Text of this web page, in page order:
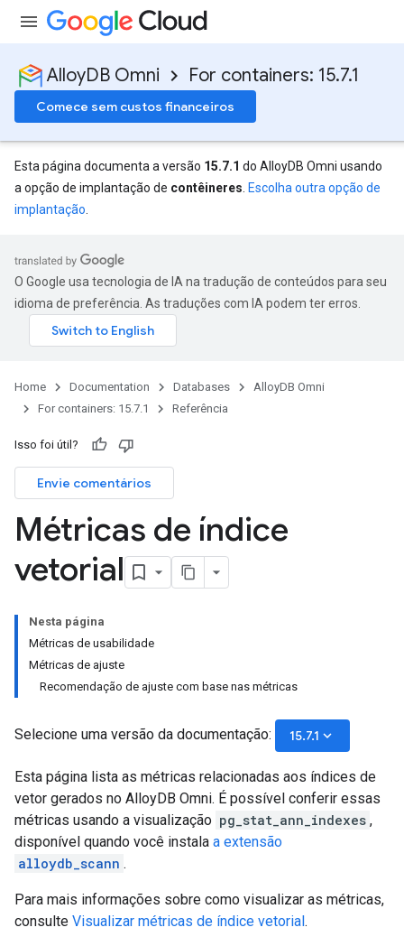
AlloyDB Omni For containers: 15.7.1
Comece sem custos financeiros
Esta página documenta a versão 15.7.1 do AlloyDB Omni usando
a opção de implantação de contêineres Escolha outra opção de
implantação
O Google usa tecnologia de IA na tradução de conteúdos para seu
idioma de preferência. As traduções com IA podem ter erros.
Home Documentation Databases
AlloyDB Omni
For containers: 15.7.1
Referência
Isso foi útil?
Envie comentários
Métricas de índice
vetorial
Nesta página
Métricas de usabilidade
Métricas de ajuste
Recomendação de ajuste com base nas métricas
Selecione uma versão da documentação: 15.7.1 keyboard_arrow_down
Esta página lista as métricas relacionadas aos índices de
vetor gerados no AlloyDB Omni. É possível conferir essas
métricas usando a visualização pg_stat_ann_indexes ,
disponível quando você instala a extensão
alloydb_scann .
Para mais informações sobre como visualizar as métricas,
consulte Visualizar métricas de índice vetorial.